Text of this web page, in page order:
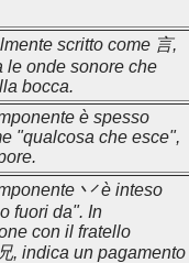
scritto come 言,
le onde sonore che
bocca.
è spesso
"qualcosa che esce",
丷 è inteso
fuori da". In
con il fratello
, indica un pagamento